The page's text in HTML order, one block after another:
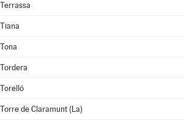
Terrassa
Tiana
Tona
Tordera
Torelló
Torre de Claramunt (La)